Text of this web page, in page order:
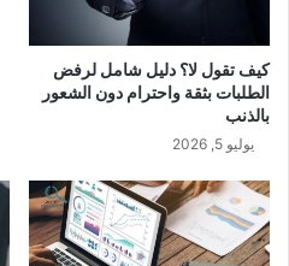
كيف تقول لا؟ دليل شامل لرفض
الطلبات بثقة واحترام دون الشعور
بالذنب
يوليو 5, 2026